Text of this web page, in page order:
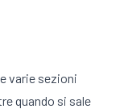
varie sezioni
quando si sale